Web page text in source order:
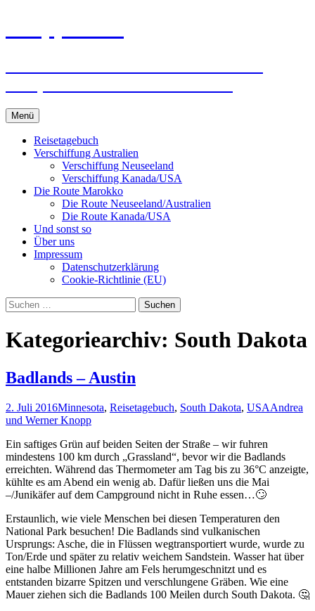
Menü
Reisetagebuch
Verschiffung Australien
Verschiffung Neuseeland
Verschiffung Kanada/USA
Die Route Marokko
Die Route Neuseeland/Australien
Die Route Kanada/USA
Und sonst so
Über uns
Impressum
Datenschutzerklärung
Cookie-Richtlinie (EU)
Suchen
nach:
Kategoriearchiv: South Dakota
Badlands – Austin
2. Juli 2016Minnesota, Reisetagebuch, South Dakota, USAAndrea
und Werner Knopp
Ein saftiges Grün auf beiden Seiten der Straße – wir fuhren
mindestens 100 km durch „Grassland“, bevor wir die Badlands
erreichten. Während das Thermometer am Tag bis zu 36°C anzeigte,
kühlte es am Abend ein wenig ab. Dafür ließen uns die Mai
–/Junikäfer auf dem Campground nicht in Ruhe essen…🙄
Erstaunlich, wie viele Menschen bei diesen Temperaturen den
National Park besuchen! Die Badlands sind vulkanischen
Ursprungs: Asche, die in Flüssen wegtransportiert wurde, wurde zu
Ton/Erde und später zu relativ weichem Sandstein. Wasser hat über
eine halbe Millionen Jahre am Fels herumgeschnitzt und es
entstanden bizarre Spitzen und verschlungene Gräben. Wie eine
Mauer ziehen sich die Badlands 100 Meilen durch South Dakota. 🤔